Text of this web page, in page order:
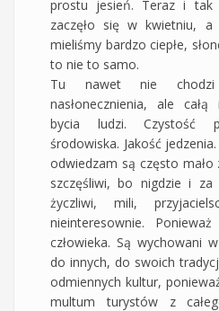
prostu jesień. Teraz i tak
zaczęło się w kwietniu, a
mieliśmy bardzo ciepłe,
to nie to samo.
Tu nawet nie
nasłonecznienia, ale
bycia ludzi. Czystość
środowiska. Jakość
odwiedzam są często mało
szczęśliwi, bo nigdzie i za
życzliwi, mili,
nieinteresownie.
człowieka. Są wychowani
do innych, do swoich
odmiennych kultur,
multum turystów z